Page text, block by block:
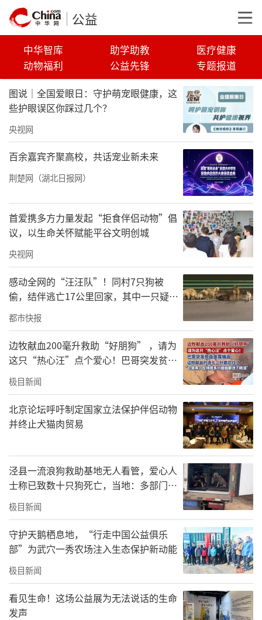
公益
中华智库 助学助教
医疗健康
动物福利
公益先锋
专题报道
图说｜全国爱眼日：守护萌宠眼健康，这
些护眼误区你踩过几个？
央视网
百余嘉宾齐聚高校，共话宠业新未来
荆楚网（湖北日报网）
首爱携多方力量发起“拒食伴侣动物”倡
议，以生命关怀赋能平谷文明创城
央视网
感动全网的“汪汪队”！同村7只狗被
偷，结伴逃亡17公里回家，其中一只疑似
受伤被其他小狗护在中间，救助基地：它
们是邻居，一直一起玩耍
都市快报
边牧献血200毫升救助“好朋狗” ，请为
这只“热心汪”点个爱心！巴哥突发贫血
急需输血，边牧献血时连扎三针都忍住了
极目新闻
北京论坛呼吁制定国家立法保护伴侣动物
并终止犬猫肉贸易
泾县一流浪狗救助基地无人看管，爱心人
士称已致数十只狗死亡，当地：多部门正
在调查
极目新闻
守护天鹅栖息地，“行走中国公益俱乐
部”为武穴一秀农场注入生态保护新动能
极目新闻
看见生命！这场公益展为无法说话的生命
发声